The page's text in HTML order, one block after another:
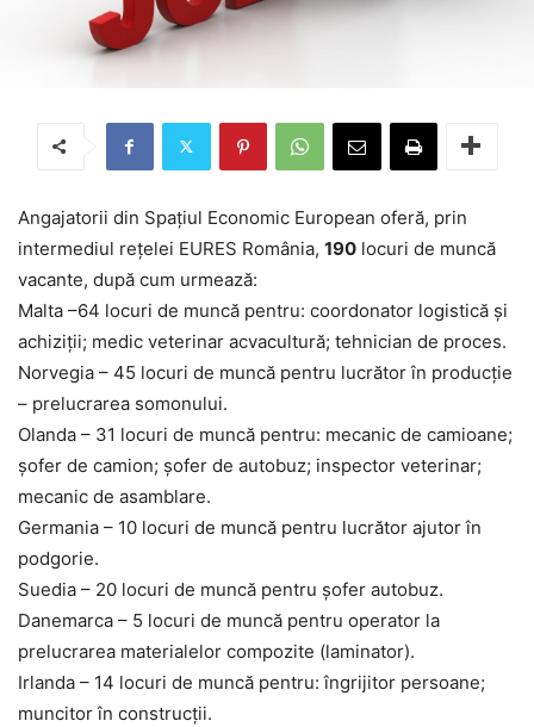
Angajatorii din Spaţiul Economic European oferă, prin
intermediul reţelei EURES România, 190 locuri de muncă
vacante, după cum urmează:
Malta –64 locuri de muncă pentru: coordonator logistică și
achiziții; medic veterinar acvacultură; tehnician de proces.
Norvegia – 45 locuri de muncă pentru lucrător în producție
– prelucrarea somonului.
Olanda – 31 locuri de muncă pentru: mecanic de camioane;
șofer de camion; șofer de autobuz; inspector veterinar;
mecanic de asamblare.
Germania – 10 locuri de muncă pentru lucrător ajutor în
podgorie.
Suedia – 20 locuri de muncă pentru șofer autobuz.
Danemarca – 5 locuri de muncă pentru operator la
prelucrarea materialelor compozite (laminator).
Irlanda – 14 locuri de muncă pentru: îngrijitor persoane;
muncitor în construcții.